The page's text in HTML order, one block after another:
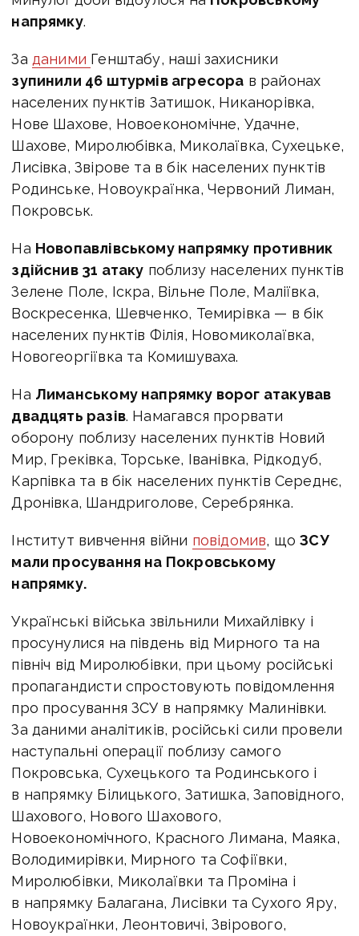
напрямку.
За даними Генштабу, наші захисники
зупинили 46 штурмів агресора в районах
населених пунктів Затишок, Никанорівка,
Нове Шахове, Новоекономічне, Удачне,
Шахове, Миролюбівка, Миколаївка, Сухецьке,
Лисівка, Звірове та в бік населених пунктів
Родинське, Новоукраїнка, Червоний Лиман,
Покровськ.
На Новопавлівському напрямку противник
здійснив 31 атаку поблизу населених пунктів
Зелене Поле, Іскра, Вільне Поле, Маліївка,
Воскресенка, Шевченко, Темирівка — в бік
населених пунктів Філія, Новомиколаївка,
Новогеоргіївка та Комишуваха.
На Лиманському напрямку ворог атакував
двадцять разів. Намагався прорвати
оборону поблизу населених пунктів Новий
Мир, Греківка, Торське, Іванівка, Рідкодуб,
Карпівка та в бік населених пунктів Середнє,
Дронівка, Шандриголове, Серебрянка.
Інститут вивчення війни повідомив, щоЗСУ
мали просування на Покровському
напрямку.
Українські війська звільнили Михайлівку і
просунулися на південь від Мирного та на
північ від Миролюбівки, при цьому російські
пропагандисти спростовують повідомлення
про просування ЗСУ в напрямку Малинівки.
За даними аналітиків, російські сили провели
наступальні операції поблизу самого
Покровська, Сухецького та Родинського і
в напрямку Білицького, Затишка, Заповідного,
Шахового, Нового Шахового,
Новоекономічного, Красного Лимана, Маяка,
Володимирівки, Мирного та Софіївки,
Миролюбівки, Миколаївки та Проміна і
в напрямку Балагана, Лисівки та Сухого Яру,
Новоукраїнки, Леонтовичі, Звірового,